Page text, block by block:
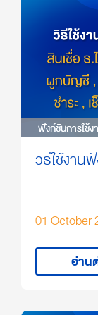
ฟังก์ชันการใช้ง
ฟังก์ชันการใช้ง
วิธีใช้งาน
01 October
อ่าน